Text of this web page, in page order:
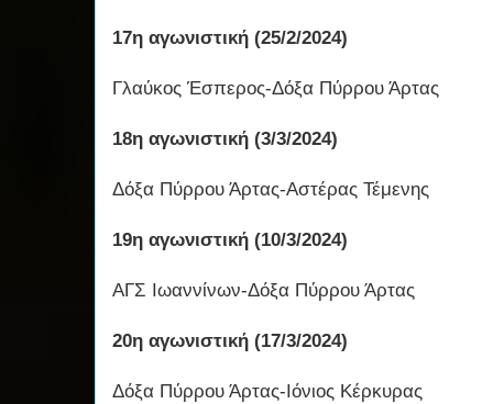
17η αγωνιστική (25/2/2024)
Γλαύκος Έσπερος-Δόξα Πύρρου Άρτας
18η αγωνιστική (3/3/2024)
Δόξα Πύρρου Άρτας-Αστέρας Τέμενης
19η αγωνιστική (10/3/2024)
ΑΓΣ Ιωαννίνων-Δόξα Πύρρου Άρτας
20η αγωνιστική (17/3/2024)
Δόξα Πύρρου Άρτας-Ιόνιος Κέρκυρας